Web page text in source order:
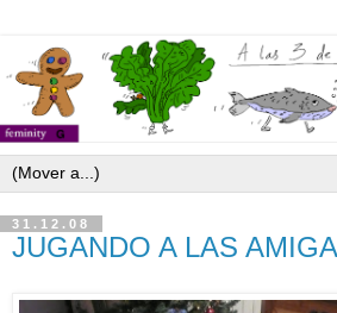
31.12.08
JUGANDO A LAS